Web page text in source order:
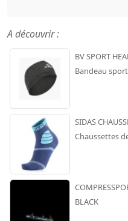
A découvrir :
BV SPORT
Bandeau sport
SIDAS
Chaussettes
BLACK